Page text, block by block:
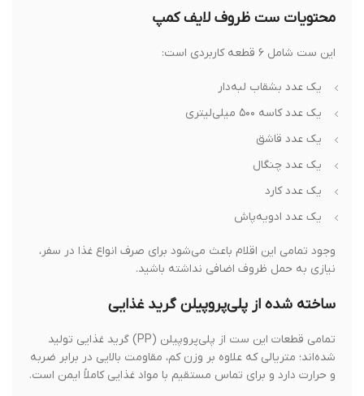
محتویات ست ظروف لایف کمپ
این ست شامل ۶ قطعه کاربردی است:
یک عدد بشقاب لبه‌دار
یک عدد کاسه ۵۰۰ میلی‌لیتری
یک عدد قاشق
یک عدد چنگال
یک عدد کارد
یک عدد ادویه‌پاش
وجود تمامی این اقلام باعث می‌شود برای صرف انواع غذا در سفر،
نیازی به حمل ظروف اضافی نداشته باشید.
ساخته شده از پلی‌پروپیلن گرید غذایی
تمامی قطعات این ست از پلی‌پروپیلن (PP) گرید غذایی تولید
شده‌اند؛ متریالی که علاوه بر وزن کم، مقاومت بالایی در برابر ضربه
و حرارت دارد و برای تماس مستقیم با مواد غذایی کاملاً ایمن است.